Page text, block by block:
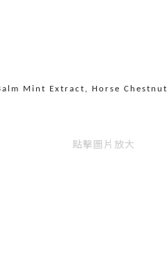
Mint Extract, Horse Chestnut
點擊圖片放大